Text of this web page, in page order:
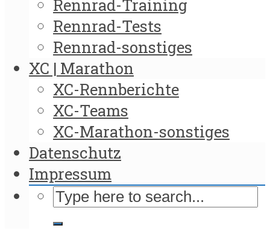
Rennrad-Training
Rennrad-Tests
Rennrad-sonstiges
XC | Marathon
XC-Rennberichte
XC-Teams
XC-Marathon-sonstiges
Datenschutz
Impressum